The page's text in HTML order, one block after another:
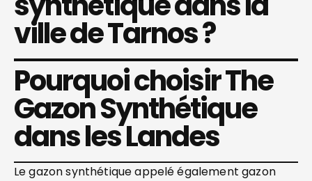
ville de Tarnos ?
Pourquoi choisir The
Gazon Synthétique
dans les Landes
Le gazon synthétique appelé également gazon